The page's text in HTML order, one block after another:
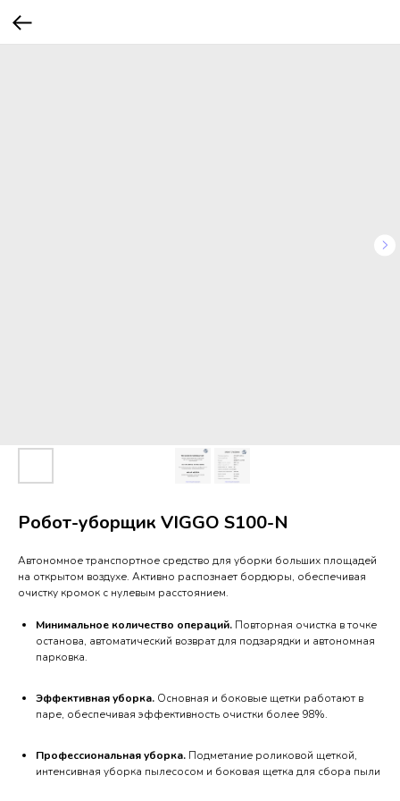
Робот-уборщик VIGGO S100-N
Автономное транспортное средство для уборки больших площадей
на открытом воздухе. Активно распознает бордюры, обеспечивая
очистку кромок с нулевым расстоянием.
Минимальное количество операций. Повторная очистка в точке
останова, автоматический возврат для подзарядки и автономная
парковка.
Эффективная уборка. Основная и боковые щетки работают в
паре, обеспечивая эффективность очистки более 98%.
Профессиональная уборка. Подметание роликовой щеткой,
интенсивная уборка пылесосом и боковая щетка для сбора пыли